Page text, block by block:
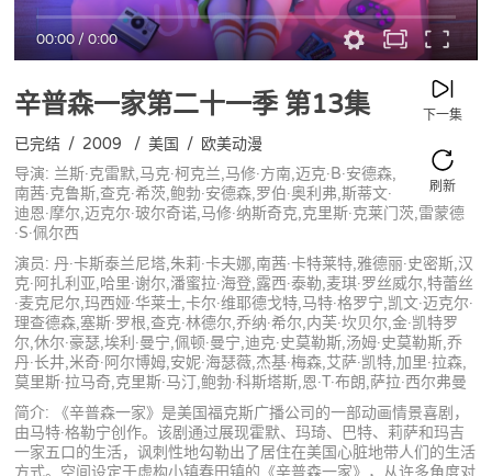
00:00/0:00
辛普森一家第二十一季第13集 下一集
刷新
已完结 / 2009 / 美国 / 欧美动漫
导演: 兰斯·克雷默,马克·柯克兰,马修·方南,迈克·B·安德森,
南茜·克鲁斯,查克·希茨,鲍勃·安德森,罗伯·奥利弗,斯蒂文·
迪恩·摩尔,迈克尔·玻尔奇诺,马修·纳斯奇克,克里斯·克莱门茨,雷蒙德
·S·佩尔西
演员: 丹·卡斯泰兰尼塔,朱莉·卡夫娜,南茜·卡特莱特,雅德丽·史密斯,汉
克·阿扎利亚,哈里·谢尔,潘蜜拉·海登,露西·泰勒,麦琪·罗丝威尔,特蕾丝
·麦克尼尔,玛西娅·华莱士,卡尔·维耶德戈特,马特·格罗宁,凯文·迈克尔·
理查德森,塞斯·罗根,查克·林德尔,乔纳·希尔,内芙·坎贝尔,金·凯特罗
尔,休尔·豪瑟,埃利·曼宁,佩顿·曼宁,迪克·史莫勒斯,汤姆·史莫勒斯,乔
丹·长井,米奇·阿尔博姆,安妮·海瑟薇,杰基·梅森,艾萨·凯特,加里·拉森,
莫里斯·拉马奇,克里斯·马汀,鲍勃·科斯塔斯,恩·T·布朗,萨拉·西尔弗曼
简介: 《辛普森一家》是美国福克斯广播公司的一部动画情景喜剧，
由马特·格勒宁创作。该剧通过展现霍默、玛琦、巴特、莉萨和玛吉
一家五口的生活，讽刺性地勾勒出了居住在美国心脏地带人们的生活
方式。空间设定于虚构小镇春田镇的《辛普森一家》，从许多角度对